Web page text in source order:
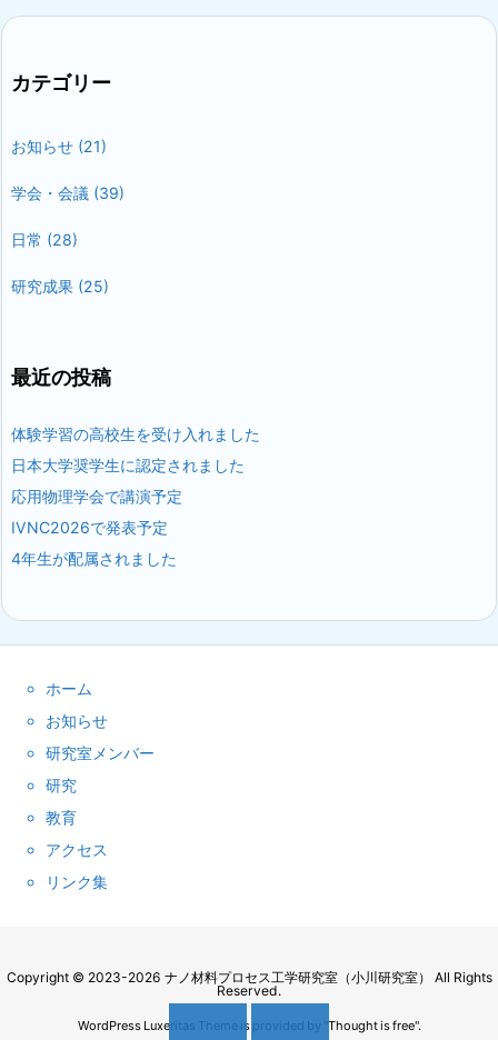
カテゴリー
お知らせ (21)
学会・会議 (39)
日常 (28)
研究成果 (25)
最近の投稿
体験学習の高校生を受け入れました
日本大学奨学生に認定されました
応用物理学会で講演予定
IVNC2026で発表予定
4年生が配属されました
ホーム
お知らせ
研究室メンバー
研究
教育
アクセス
リンク集
Copyright © 2023-2026 ナノ材料プロセス工学研究室（小川研究室）
All Rights
Reserved.
WordPress Luxeritas Theme is provided by " Thought is free".